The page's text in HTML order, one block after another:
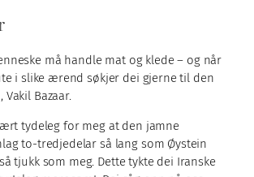
må handle mat og klede – og når
i slike ærend søkjer dei gjerne til den
Bazaar.
tydeleg for meg at den jamne
to-tredjedelar så lang som Øystein
tjukk som meg. Dette tykte dei Iranske